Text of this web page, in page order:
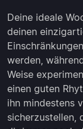
Deine ideale
deinen
werden,
Weise
einen guten
ihn mindestens
sicherzustellen,